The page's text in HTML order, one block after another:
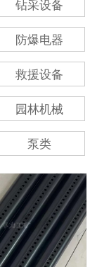
钻采设备
防爆电器
救援设备
园林机械
泵类